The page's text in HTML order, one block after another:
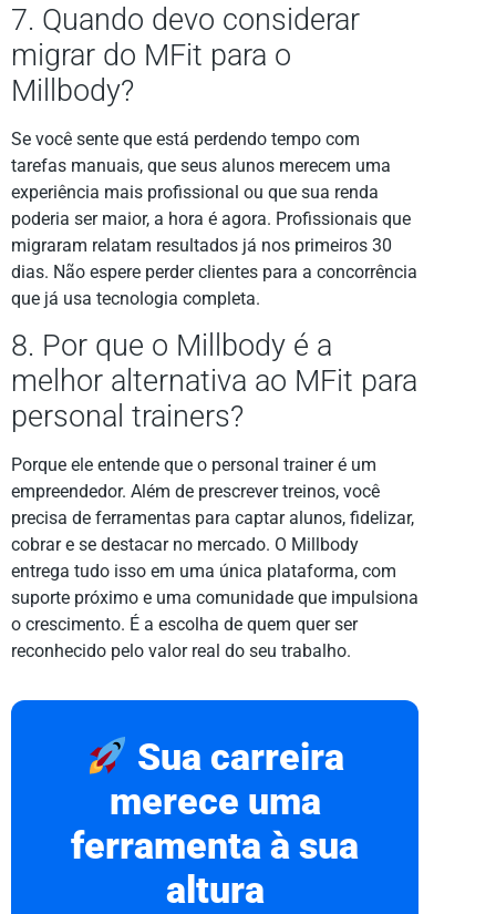
7. Quando devo considerar
migrar do MFit para o
Millbody?
Se você sente que está perdendo tempo com
tarefas manuais, que seus alunos merecem uma
experiência mais profissional ou que sua renda
poderia ser maior, a hora é agora. Profissionais que
migraram relatam resultados já nos primeiros 30
dias. Não espere perder clientes para a concorrência
que já usa tecnologia completa.
8. Por que o Millbody é a
melhor alternativa ao MFit para
personal trainers?
Porque ele entende que o personal trainer é um
empreendedor. Além de prescrever treinos, você
precisa de ferramentas para captar alunos, fidelizar,
cobrar e se destacar no mercado. O Millbody
entrega tudo isso em uma única plataforma, com
suporte próximo e uma comunidade que impulsiona
o crescimento. É a escolha de quem quer ser
reconhecido pelo valor real do seu trabalho.
Sua carreira
merece uma
ferramenta à sua
altura